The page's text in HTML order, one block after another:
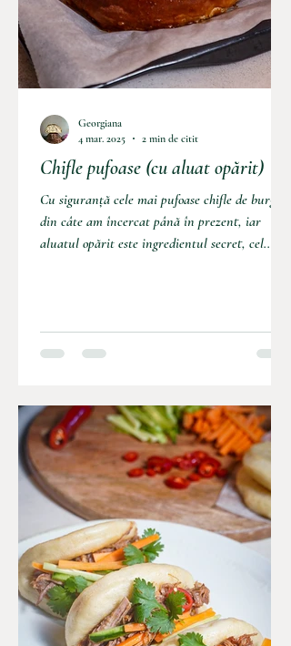
Chifle pufoase (cu aluat opărit)
Cu siguranță cele mai pufoase chifle de burgeri
din câte am încercat până în prezent, iar
aluatul opărit este ingredientul secret, cel...
Georgiana
4 mar. 2025
2 min de citit